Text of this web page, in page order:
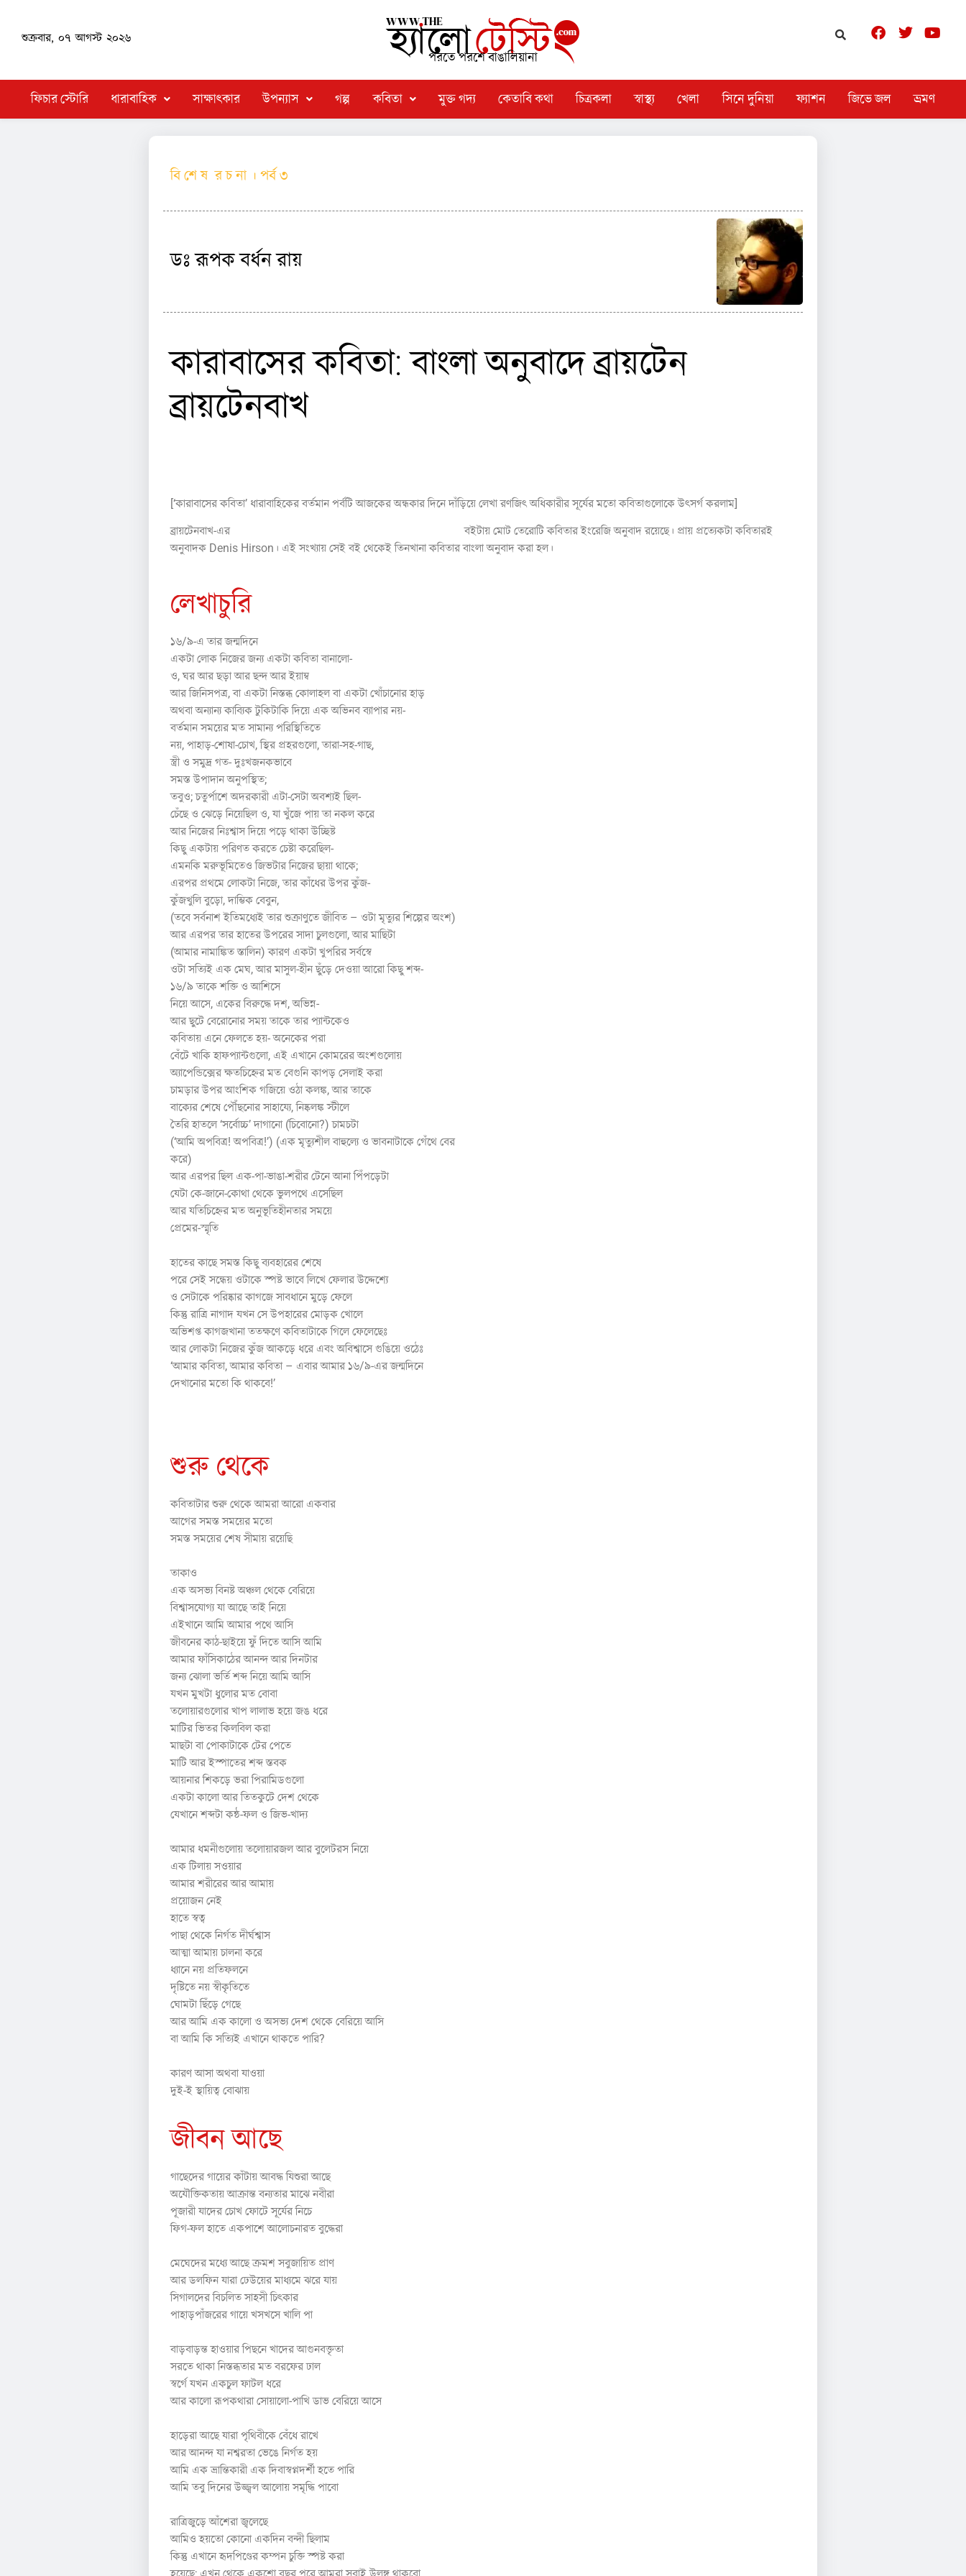
শুক্রবার, ০৭ আগস্ট ২০২৬
পরতে পরশে বাঙালিয়ানা
ফিচার স্টোরি ধারাবাহিক সাক্ষাৎকার উপন্যাস গল্প কবিতা মুক্ত গদ্য কেতাবি কথা চিত্রকলা স্বাস্থ্য খেলা সিনে দুনিয়া ফ্যাশন জিভে জল ভ্রমণ
বি শে ষ র চ না । পর্ব ৩
ডঃ রূপক বর্ধন রায়
কারাবাসের কবিতা: বাংলা অনুবাদে ব্রায়টেন
ব্রায়টেনবাখ
[‘কারাবাসের কবিতা’ ধারাবাহিকের বর্তমান পর্বটি আজকের অন্ধকার দিনে দাঁড়িয়ে লেখা রণজিৎ অধিকারীর সূর্যের মতো কবিতাগুলোকে উৎসর্গ করলাম]
ব্রায়টেনবাখ-এর
বইটায় মোট তেরোটি কবিতার ইংরেজি অনুবাদ রয়েছে। প্রায় প্রত্যেকটা কবিতারই
অনুবাদক Denis Hirson। এই সংখ্যায় সেই বই থেকেই তিনখানা কবিতার বাংলা অনুবাদ করা হল।
লেখাচুরি
১৬/৯-এ তার জন্মদিনে
একটা লোক নিজের জন্য একটা কবিতা বানালো-
ও, ঘর আর ছড়া আর ছন্দ আর ইয়াম্ব
আর জিনিসপত্র, বা একটা নিস্তব্ধ কোলাহল বা একটা খোঁচানোর হাড়
অথবা অন্যান্য কাব্যিক টুকিটাকি দিয়ে এক অভিনব ব্যাপার নয়-
বর্তমান সময়ের মত সামান্য পরিস্থিতিতে
নয়, পাহাড়-শোষা-চোখ, স্থির প্রহরগুলো, তারা-সহ-গাছ,
স্ত্রী ও সমুদ্র গত- দুঃখজনকভাবে
সমস্ত উপাদান অনুপস্থিত;
তবুও; চতুর্পাশে অদরকারী এটা-সেটা অবশ্যই ছিল-
চেঁছে ও ঝেড়ে নিয়েছিল ও, যা খুঁজে পায় তা নকল করে
আর নিজের নিঃশ্বাস দিয়ে পড়ে থাকা উচ্ছিষ্ট
কিছু একটায় পরিণত করতে চেষ্টা করেছিল-
এমনকি মরুভূমিতেও জিভটার নিজের ছায়া থাকে;
এরপর প্রথমে লোকটা নিজে, তার কাঁধের উপর কুঁজ-
কুঁজখুলি বুড়ো, দাম্ভিক বেবুন,
(তবে সর্বনাশ ইতিমধ্যেই তার শুক্রাণুতে জীবিত – ওটা মৃত্যুর শিল্পের অংশ)
আর এরপর তার হাতের উপরের সাদা চুলগুলো, আর মাছিটা
(আমার নামাঙ্কিত স্তালিন) কারণ একটা খুপরির সর্বস্বে
ওটা সত্যিই এক মেঘ, আর মাসুল-হীন ছুঁড়ে দেওয়া আরো কিছু শব্দ-
১৬/৯ তাকে শক্তি ও আশিসে
নিয়ে আসে, একের বিরুদ্ধে দশ, অভিন্ন-
আর ছুটে বেরোনোর সময় তাকে তার প্যান্টকেও
কবিতায় এনে ফেলতে হয়- অনেকের পরা
বেঁটে খাকি হাফপ্যান্টগুলো, এই এখানে কোমরের অংশগুলোয়
অ্যাপেন্ডিক্সের ক্ষতচিহ্নের মত বেগুনি কাপড় সেলাই করা
চামড়ার উপর আংশিক গজিয়ে ওঠা কলঙ্ক, আর তাকে
বাক্যের শেষে পৌঁছনোর সাহায্যে, নিষ্কলঙ্ক স্টীলে
তৈরি হাতলে ‘সর্বোচ্চ’ দাগানো (চিবোনো?) চামচটা
(‘আমি অপবিত্র! অপবিত্র!’) (এক মৃত্যুশীল বাহুল্যে ও ভাবনাটাকে গেঁথে বের
করে)
আর এরপর ছিল এক-পা-ভাঙা-শরীর টেনে আনা পিঁপড়েটা
যেটা কে-জানে-কোথা থেকে ভুলপথে এসেছিল
আর যতিচিহ্নের মত অনুভূতিহীনতার সময়ে
প্রেমের-স্মৃতি
হাতের কাছে সমস্ত কিছু ব্যবহারের শেষে
পরে সেই সন্ধেয় ওটাকে স্পষ্ট ভাবে লিখে ফেলার উদ্দেশ্যে
ও সেটাকে পরিষ্কার কাগজে সাবধানে মুড়ে ফেলে
কিন্তু রাত্রি নাগাদ যখন সে উপহারের মোড়ক খোলে
অভিশপ্ত কাগজখানা ততক্ষণে কবিতাটাকে গিলে ফেলেছেঃ
আর লোকটা নিজের কুঁজ আকড়ে ধরে এবং অবিশ্বাসে গুঙিয়ে ওঠেঃ
‘আমার কবিতা, আমার কবিতা – এবার আমার ১৬/৯-এর জন্মদিনে
দেখানোর মতো কি থাকবে!’
শুরু থেকে
কবিতাটার শুরু থেকে আমরা আরো একবার
আগের সমস্ত সময়ের মতো
সমস্ত সময়ের শেষ সীমায় রয়েছি
তাকাও
এক অসভ্য বিনষ্ট অঞ্চল থেকে বেরিয়ে
বিশ্বাসযোগ্য যা আছে তাই নিয়ে
এইখানে আমি আমার পথে আসি
জীবনের কাঠ-ছাইয়ে ফুঁ দিতে আসি আমি
আমার ফাঁসিকাঠের আনন্দ আর দিনটার
জন্য ঝোলা ভর্তি শব্দ নিয়ে আমি আসি
যখন মুখটা ধুলোর মত বোবা
তলোয়ারগুলোর খাপ লালাভ হয়ে জঙ ধরে
মাটির ভিতর কিলবিল করা
মাছটা বা পোকাটাকে টের পেতে
মাটি আর ইস্পাতের শব্দ স্তবক
আয়নার শিকড়ে ভরা পিরামিডগুলো
একটা কালো আর তিতকুটে দেশ থেকে
যেখানে শব্দটা কন্ঠ-ফল ও জিভ-খাদ্য
আমার ধমনীগুলোয় তলোয়ারজল আর বুলেটরস নিয়ে
এক টিলায় সওয়ার
আমার শরীরের আর আমায়
প্রয়োজন নেই
হাতে স্বত্ব
পাছা থেকে নির্গত দীর্ঘশ্বাস
আত্মা আমায় চালনা করে
ধ্যানে নয় প্রতিফলনে
দৃষ্টিতে নয় স্বীকৃতিতে
ঘোমটা ছিঁড়ে গেছে
আর আমি এক কালো ও অসভ্য দেশ থেকে বেরিয়ে আসি
বা আমি কি সত্যিই এখানে থাকতে পারি?
কারণ আসা অথবা যাওয়া
দুই-ই স্থায়িত্ব বোঝায়
জীবন আছে
গাছেদের গায়ের কাঁটায় আবদ্ধ যিশুরা আছে
অযৌক্তিকতায় আক্রান্ত বন্যতার মাঝে নবীরা
পূজারী যাদের চোখ ফোটে সূর্যের নিচে
ফিগ-ফল হাতে একপাশে আলোচনারত বুদ্ধেরা
মেঘেদের মধ্যে আছে ক্রমশ সবুজায়িত প্রাণ
আর ডলফিন যারা ঢেউয়ের মাধ্যমে ঝরে যায়
সিগালদের বিচলিত সাহসী চিৎকার
পাহাড়পাঁজরের গায়ে খসখসে খালি পা
বাড়বাড়ন্ত হাওয়ার পিছনে খাদের আগুনবক্তৃতা
সরতে থাকা নিস্তব্ধতার মত বরফের ঢাল
স্বর্গে যখন একচুল ফাটল ধরে
আর কালো রূপকথারা সোয়ালো-পাখি ডাভ বেরিয়ে আসে
হাড়েরা আছে যারা পৃথিবীকে বেঁধে রাখে
আর আনন্দ যা নশ্বরতা ভেঙে নির্গত হয়
আমি এক ভ্রান্তিকারী এক দিবাস্বপ্নদর্শী হতে পারি
আমি তবু দিনের উজ্জ্বল আলোয় সমৃদ্ধি পাবো
রাত্রিজুড়ে আঁশেরা জ্বলেছে
আমিও হয়তো কোনো একদিন বন্দী ছিলাম
কিন্তু এখানে হৃদপিণ্ডের কম্পন চুক্তি স্পষ্ট করা